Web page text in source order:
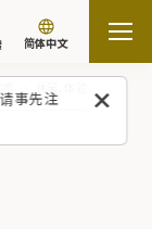
事先注
简体中文